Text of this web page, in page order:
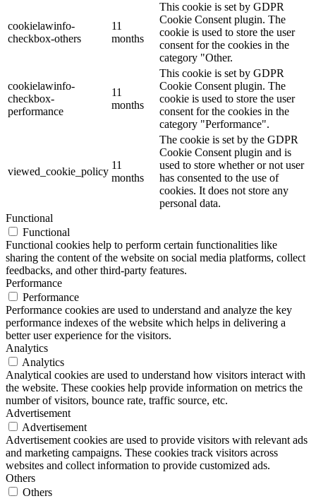
cookielawinfo-
checkbox-others
11
months
This cookie is set by GDPR
Cookie Consent plugin. The
cookie is used to store the user
consent for the cookies in the
category "Other.
cookielawinfo-
checkbox-
performance
11
months
This cookie is set by GDPR
Cookie Consent plugin. The
cookie is used to store the user
consent for the cookies in the
category "Performance".
viewed_cookie_policy
11
months
The cookie is set by the GDPR
Cookie Consent plugin and is
used to store whether or not user
has consented to the use of
cookies. It does not store any
personal data.
Functional
Functional
Functional cookies help to perform certain functionalities like
sharing the content of the website on social media platforms, collect
feedbacks, and other third-party features.
Performance
Performance
Performance cookies are used to understand and analyze the key
performance indexes of the website which helps in delivering a
better user experience for the visitors.
Analytics
Analytics
Analytical cookies are used to understand how visitors interact with
the website. These cookies help provide information on metrics the
number of visitors, bounce rate, traffic source, etc.
Advertisement
Advertisement
Advertisement cookies are used to provide visitors with relevant ads
and marketing campaigns. These cookies track visitors across
websites and collect information to provide customized ads.
Others
Others